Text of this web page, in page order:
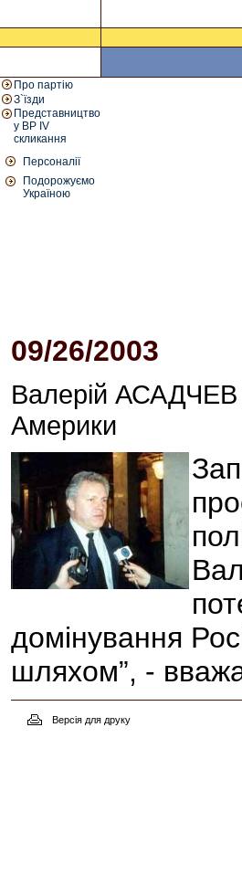
Про партію
З`їзди
Представництво
у ВР IV
скликання
Персоналії
Подорожуємо
Україною
09/26/2003
Валерій АСАДЧЕВ
Америки
домінування
шляхом”, -
Версія для друку